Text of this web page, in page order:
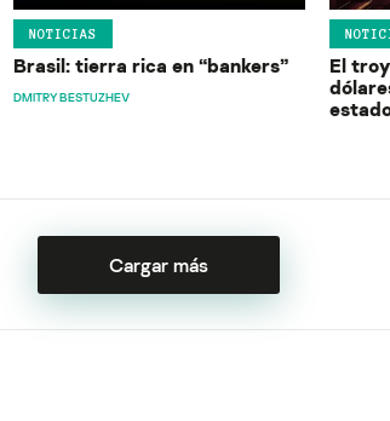
NOTICIAS
Brasil: tierra rica en “bankers”
DMITRY BESTUZHEV
El
Cargar más